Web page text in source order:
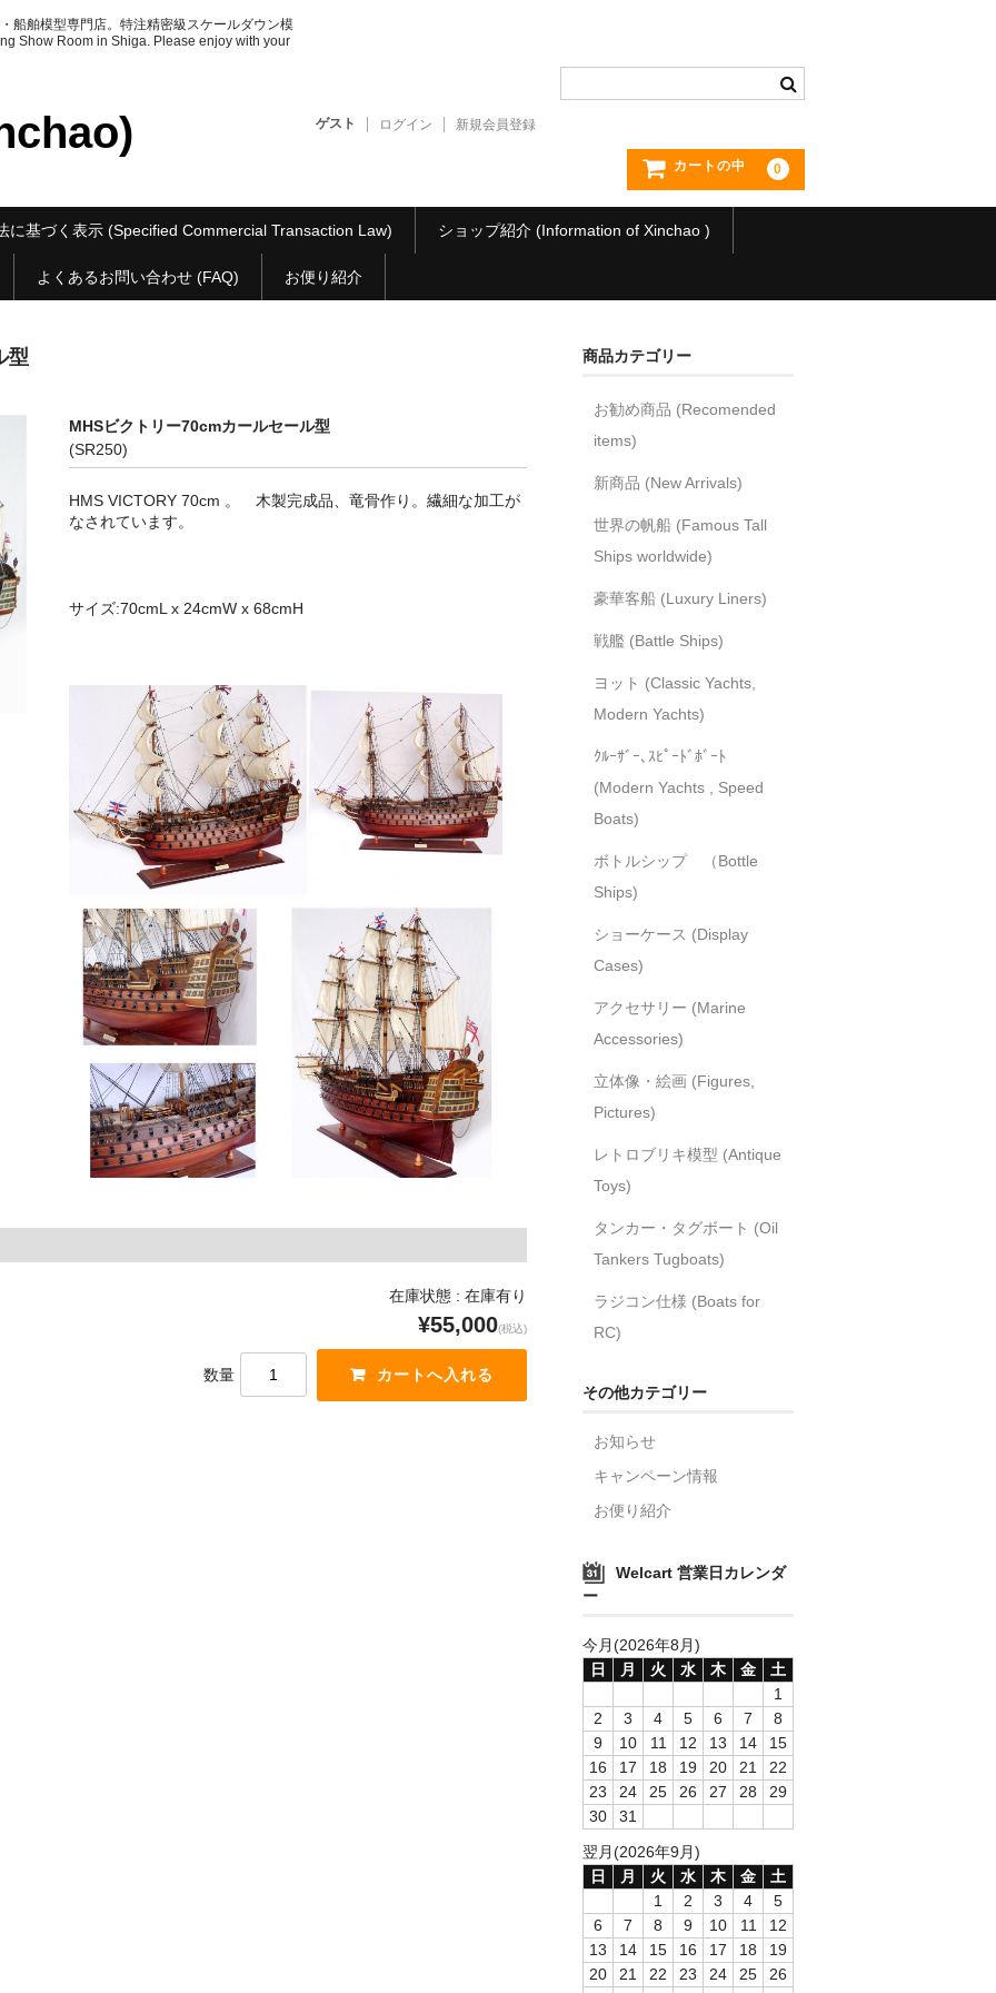
船舶模型専門店。特注精密級スケールダウン模
Show Room in Shiga. Please enjoy with your
ゲスト ログイン 新規会員登録
カートの中 0
に基づく表示 (Specified Commercial Transaction Law) ショップ紹介 (Information of Xinchao )
よくあるお問い合わせ (FAQ) お便り紹介
型
MHSビクトリー70cmカールセール型
(SR250)
HMS VICTORY 70cm 。 木製完成品、竜骨作り。繊細な加工が
なされています。
サイズ:70cmL x 24cmW x 68cmH
在庫状態 : 在庫有り
¥55,000(税込)
数量
商品カテゴリー
お勧め商品 (Recomended
items)
新商品 (New Arrivals)
世界の帆船 (Famous Tall
Ships worldwide)
豪華客船 (Luxury Liners)
戦艦 (Battle Ships)
ヨット (Classic Yachts,
Modern Yachts)
ｸﾙｰｻﾞｰ､ｽﾋﾟｰﾄﾞﾎﾞｰﾄ
(Modern Yachts , Speed
Boats)
ボトルシップ （Bottle
Ships)
ショーケース (Display
Cases)
アクセサリー (Marine
Accessories)
立体像・絵画 (Figures,
Pictures)
レトロブリキ模型 (Antique
Toys)
タンカー・タグボート (Oil
Tankers Tugboats)
ラジコン仕様 (Boats for
RC)
その他カテゴリー
お知らせ
キャンペーン情報
お便り紹介
Welcart 営業日カレンダ
ー
今月(2026年8月)
日
月 火 水 木 金
土
1
2
3 4 5 6 7
8
9
10 11 12 13 14
15
16
17 18 19 20 21
22
23
24 25 26 27 28
29
30
31
翌月(2026年9月)
日
月 火 水 木 金
土
1
2 3 4
5
6
7 8 9 10 11
12
13
14 15 16 17 18
19
20
21 22 23 24 25
26